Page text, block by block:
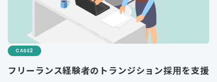
CASE
フリーランス経験者のトランジション採用を支援